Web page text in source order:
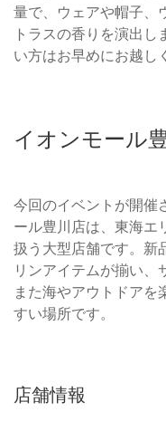
量で、ウェアや帽子、
トラスの香りを演出
い方はお早めにお越し
イオンモール
今回のイベントが開催
ール豊川店は、東海エ
扱う大型店舗です。新
リンアイテムが揃い、
また海やアウトドアを
すい場所です。
店舗情報